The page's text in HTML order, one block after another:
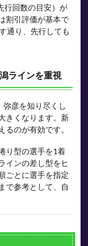
行回数の目安）が
割引評価が基本で
通り、先行しても
ラインを重視
彦を知り尽くし
きくなります。新
のが有効です。
り型の選手を1着
インの差し型をヒ
ごとに選手を指定
で参考として、自